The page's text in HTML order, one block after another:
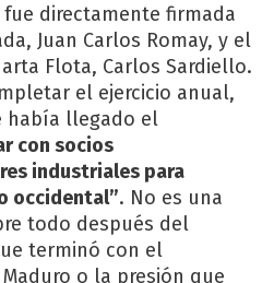
directamente firmada
Juan Carlos Romay, y el
Flota, Carlos Sardiello.
el ejercicio anual,
había llegado el
con socios
industriales para
occidental”. No es una
todo después del
terminó con el
o la presión que